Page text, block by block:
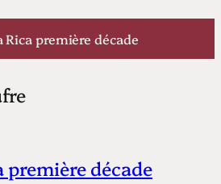
Rica première décade
première décade